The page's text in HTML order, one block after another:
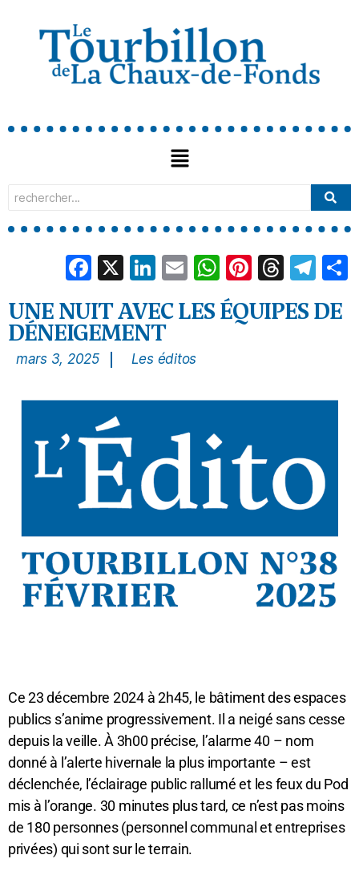
Facebook
X LinkedIn
EmailWhatsApp
Pinterest
UNE NUIT AVEC LES ÉQUIPES DE
DÉNEIGEMENT
mars 3, 2025 Les éditos
Ce 23 décembre 2024 à 2h45, le bâtiment des espaces
publics s’anime progressivement. Il a neigé sans cesse
depuis la veille. À 3h00 précise, l’alarme 40 – nom
donné à l’alerte hivernale la plus importante – est
déclenchée, l’éclairage public rallumé et les feux du Pod
mis à l’orange. 30 minutes plus tard, ce n’est pas moins
de 180 personnes (personnel communal et entreprises
privées) qui sont sur le terrain.